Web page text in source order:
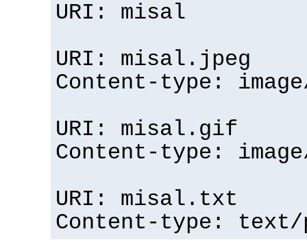
URI: misal
URI: misal.jpeg
Content-type:
URI: misal.gif
Content-type:
URI: misal.txt
Content-type: